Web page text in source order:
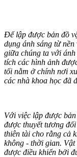
Để lập được bản đồ
dụng ánh sáng từ
giữa chúng ta với
tích các hình ảnh
tối nằm ở chính nơi
các nhà khoa học đã
Với việc lập được
được thuyết tương
thiên tài cho rằng cả
không - thời gian.
được điều khiển bởi